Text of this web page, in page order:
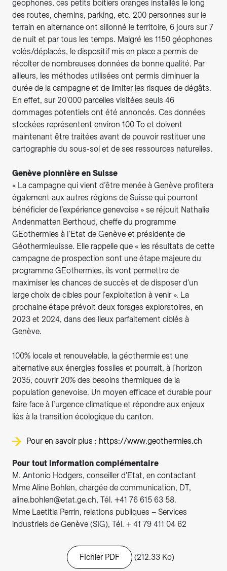
géophones, ces petits boitiers oranges installés le long
des routes, chemins, parking, etc. 200 personnes sur le
terrain en alternance ont sillonné le territoire, 6 jours sur 7
de nuit et par tous les temps. Malgré les 1150 géophones
volés/déplacés, le dispositif mis en place a permis de
récolter de nombreuses données de bonne qualité. Par
ailleurs, les méthodes utilisées ont permis diminuer la
durée de la campagne et de limiter les risques de dégâts.
En effet, sur 20'000 parcelles visitées seuls 46
dommages potentiels ont été annoncés. Ces données
stockées représentent environ 100 To et doivent
maintenant être traitées avant de pouvoir restituer une
cartographie du sous-sol et de ses ressources naturelles.
Genève pionnière en Suisse
« La campagne qui vient d’être menée à Genève profitera
également aux autres régions de Suisse qui pourront
bénéficier de l’expérience genevoise » se réjouit Nathalie
Andenmatten Berthoud, cheffe du programme
GEothermies à l’Etat de Genève et présidente de
Géothermieuisse. Elle rappelle que « les résultats de cette
campagne de prospection sont une étape majeure du
programme GEothermies, ils vont permettre de
maximiser les chances de succès et de disposer d'un
large choix de cibles pour l'exploitation à venir ». La
prochaine étape prévoit deux forages exploratoires, en
2023 et 2024, dans des lieux parfaitement ciblés à
Genève.
100% locale et renouvelable, la géothermie est une
alternative aux énergies fossiles et pourrait, à l’horizon
2035, couvrir 20% des besoins thermiques de la
population genevoise. Un moyen efficace et durable pour
faire face à l’urgence climatique et répondre aux enjeux
liés à la transition écologique du canton.
Pour en savoir plus : https://www.geothermies.ch
Pour tout information complémentaire
M. Antonio Hodgers, conseiller d'Etat, en contactant
Mme Aline Bohlen, chargée de communication, DT,
aline.bohlen@etat.ge.ch, Tél. +41 76 615 63 58.
Mme Laetitia Perrin, relations publiques – Services
industriels de Genève (SIG), Tél. + 41 79 411 04 62
FIchier PDF (212.33 Ko)